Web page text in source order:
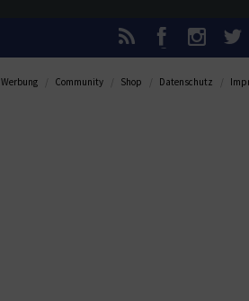
Werbung Community Shop Datenschutz